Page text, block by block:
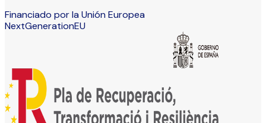
Financiado por la Unión Europea
NextGenerationEU